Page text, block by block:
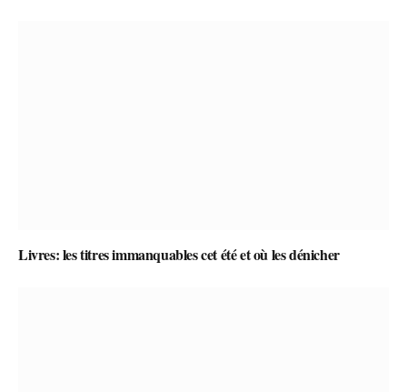
Livres: les titres immanquables cet été et où les dénicher